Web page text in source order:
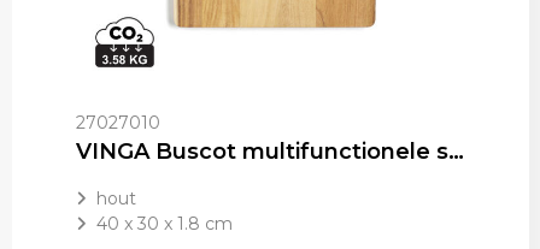
27027010
VINGA Buscot multifunctionele snijplank
hout
40 x 30 x 1.8 cm